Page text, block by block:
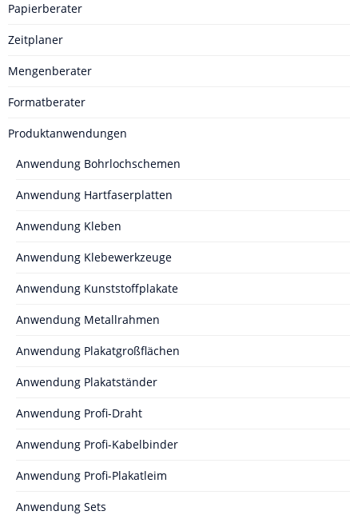
Papierberater
Zeitplaner
Mengenberater
Formatberater
Produktanwendungen
Anwendung Bohrlochschemen
Anwendung Hartfaserplatten
Anwendung Kleben
Anwendung Klebewerkzeuge
Anwendung Kunststoffplakate
Anwendung Metallrahmen
Anwendung Plakatgroßflächen
Anwendung Plakatständer
Anwendung Profi-Draht
Anwendung Profi-Kabelbinder
Anwendung Profi-Plakatleim
Anwendung Sets